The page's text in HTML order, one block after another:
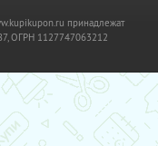
принадлежат
ОГРН 1127747063212